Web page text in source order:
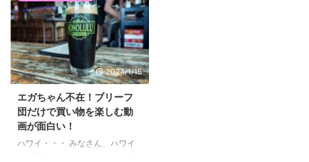
のように濃厚に煮込まれることは
なく、その透き通った見た目が魅
力の一つとなっています。 トッ
ピングには、メンマやネギ、そし
て炒めたり煮たりした野菜や練り
物（例えば鳴門巻きや蒲鉾）が加
を加えたバージョンなど、様々な
バリエーションが楽しめるのも特
徴の一つです。 塩ラーメンの起
源に目を向けると、そのルーツは
2024/1/15
エガちゃん不在！ブリーフ
団だけで買い物を楽しむ動
画が面白い！
ハワイ・・・ みなさん、ハワイ